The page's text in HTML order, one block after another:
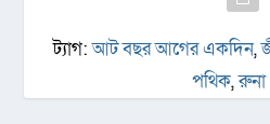
ট্যাগ:আট বছর আগের একদিন,
পথিক,রুনা